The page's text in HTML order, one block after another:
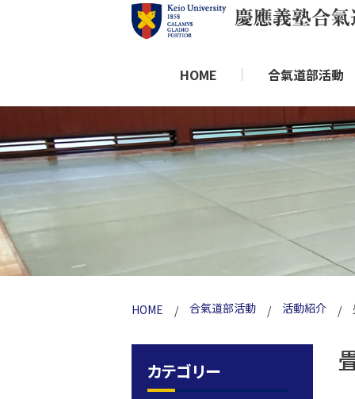
HOME 合氣道部活動
HOME / 合氣道部活動 / 活動紹介 /
カテゴリー